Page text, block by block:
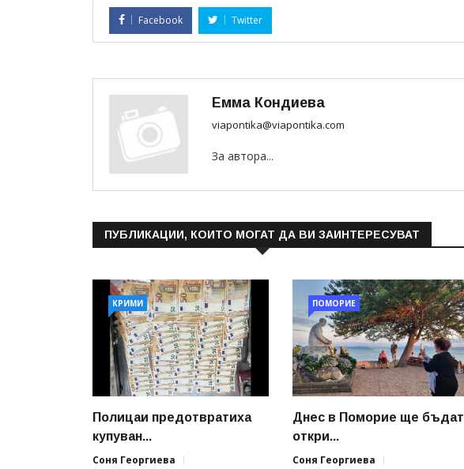
Facebook Twitter
Емма Кондиева
viapontika@viapontika.com
За автора...
ПУБЛИКАЦИИ, КОИТО МОГАТ ДА ВИ ЗАИНТЕРЕСУВАТ
КРИМИ
Полицаи предотвратиха
купуван...
Соня Георгиева
ПОМОРИЕ
Днес в Поморие ще бъдат
откри...
Соня Георгиева